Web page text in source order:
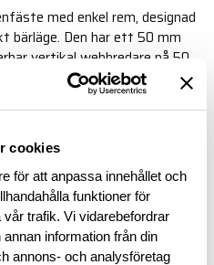
cookies
för att anpassa innehållet och
funktioner för
trafik. Vi vidarebefordrar
information från din
annons- och analysföretag
med enkel rem, designad
bärläge. Den har ett 50 mm
vertikal webbredare på 50